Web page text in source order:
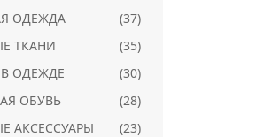
ОДЕЖДА
(37)
ТКАНИ
(35)
ОДЕЖДЕ
(30)
ОБУВЬ
(28)
АКСЕССУАРЫ
(23)